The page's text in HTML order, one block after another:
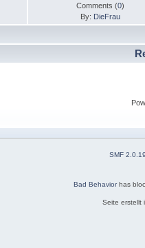
Comments (0)
By: DieFrau
SMF
Bad Behaviorhas
Seite erstellt